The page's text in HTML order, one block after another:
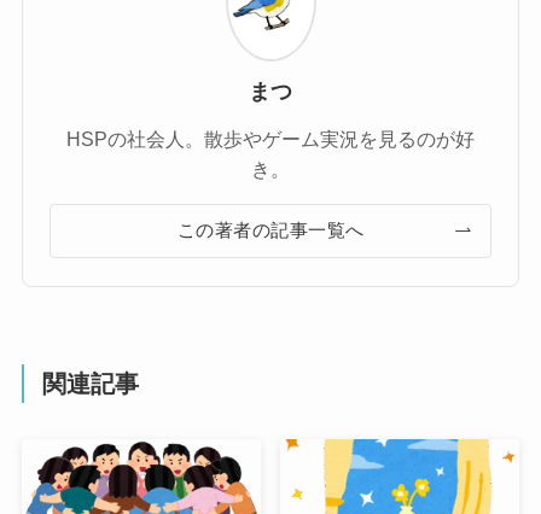
まつ
HSPの社会人。散歩やゲーム実況を見るのが好
き。
この著者の記事一覧へ
関連記事